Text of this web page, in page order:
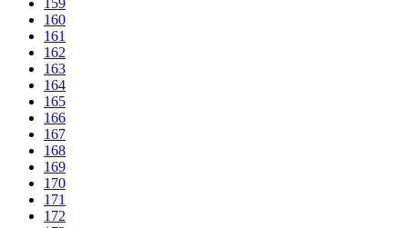
159
160
161
162
163
164
165
166
167
168
169
170
171
172